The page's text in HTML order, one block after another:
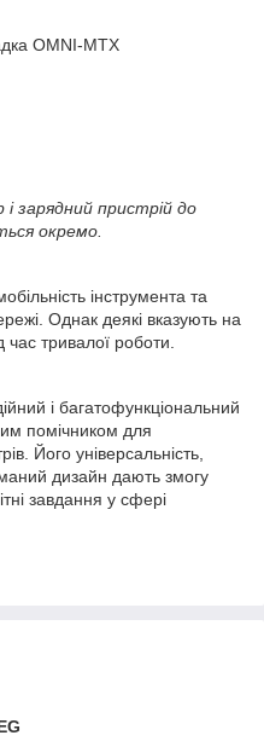
OMNI-MTX
зарядний пристрій до
окремо.
інструмента та
Однак деякі вказують на
тривалої роботи.
і багатофункціональний
помічником для
Його універсальність,
дизайн дають змогу
завдання у сфері